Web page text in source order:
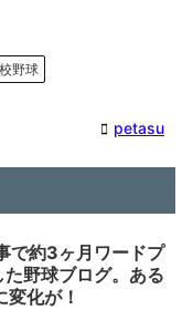
野球
petasu
で約3ヶ月ワードプ
た野球ブログ。ある
変化が！